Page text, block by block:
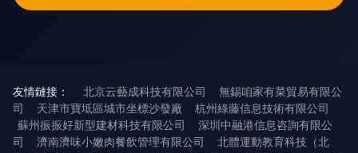
友情鏈接： 北京云藝成科技有限公司
無錫咱家有菜貿易有限公
司
天津市寶坻區城市坐標沙發廠
杭州綠藤信息技術有限公司
蘇州振振好新型建材科技有限公司
深圳中融港信息咨詢有限公
司
濟南濟味小嫩肉餐飲管理有限公司
北體運動教育科技（北